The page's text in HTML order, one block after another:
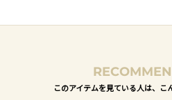
このアイテムを見ている人は、こ